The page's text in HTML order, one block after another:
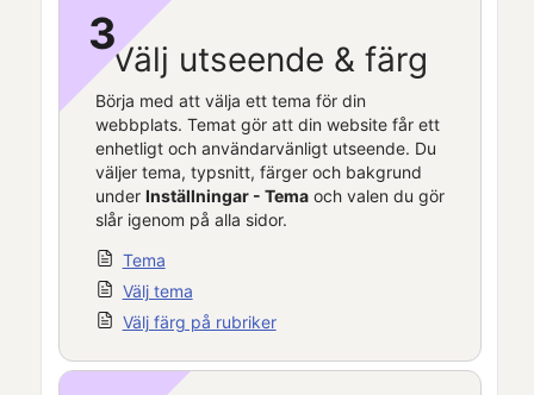
3Välj utseende & färg
Börja med att välja ett tema för din
webbplats. Temat gör att din website får ett
enhetligt och användarvänligt utseende. Du
väljer tema, typsnitt, färger och bakgrund
under Inställningar - Temaoch valen du gör
slår igenom på alla sidor.
Tema
Välj tema
Välj färg på rubriker